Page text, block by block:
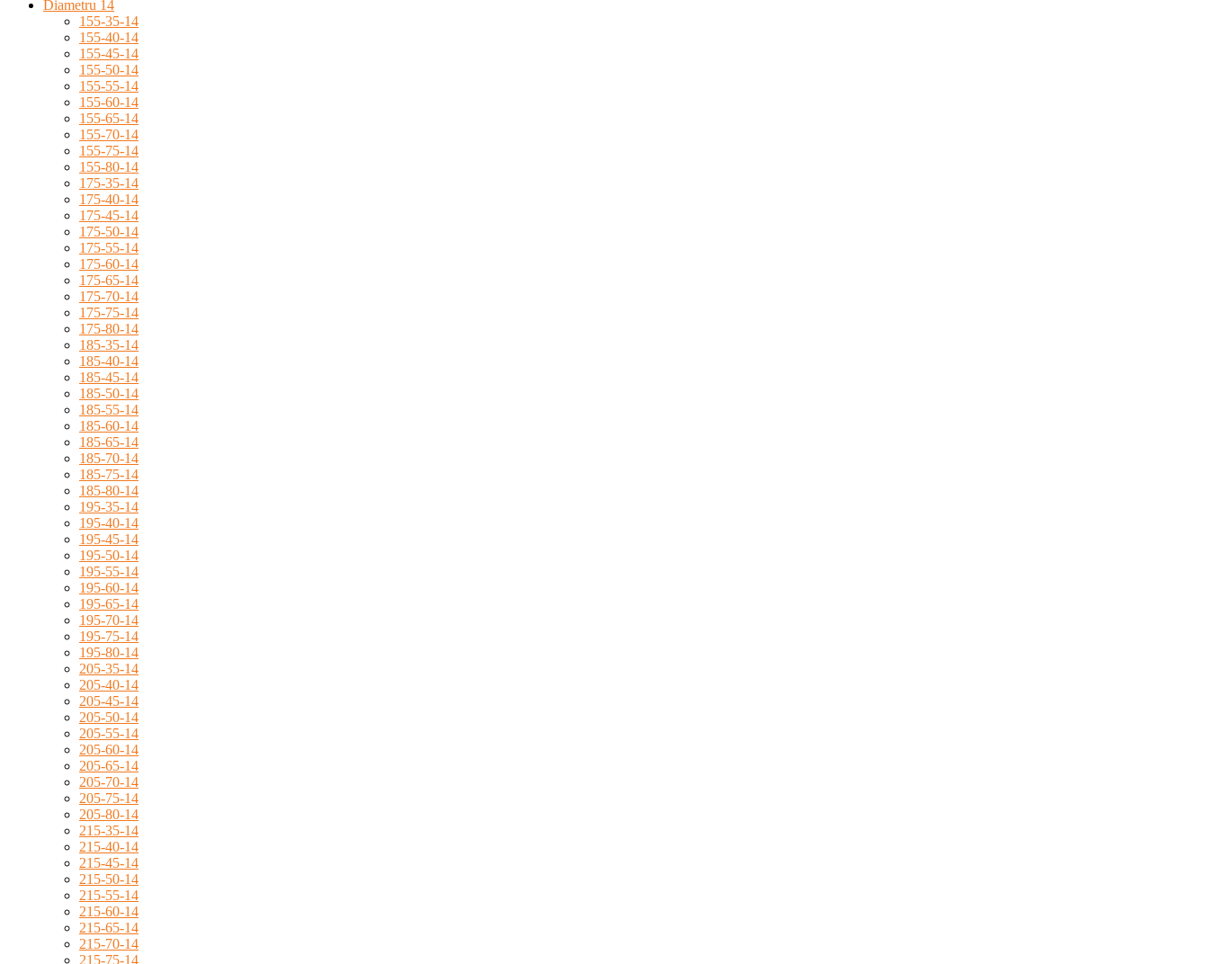
Diametru 14
155-35-14
155-40-14
155-45-14
155-50-14
155-55-14
155-60-14
155-65-14
155-70-14
155-75-14
155-80-14
175-35-14
175-40-14
175-45-14
175-50-14
175-55-14
175-60-14
175-65-14
175-70-14
175-75-14
175-80-14
185-35-14
185-40-14
185-45-14
185-50-14
185-55-14
185-60-14
185-65-14
185-70-14
185-75-14
185-80-14
195-35-14
195-40-14
195-45-14
195-50-14
195-55-14
195-60-14
195-65-14
195-70-14
195-75-14
195-80-14
205-35-14
205-40-14
205-45-14
205-50-14
205-55-14
205-60-14
205-65-14
205-70-14
205-75-14
205-80-14
215-35-14
215-40-14
215-45-14
215-50-14
215-55-14
215-60-14
215-65-14
215-70-14
215-75-14